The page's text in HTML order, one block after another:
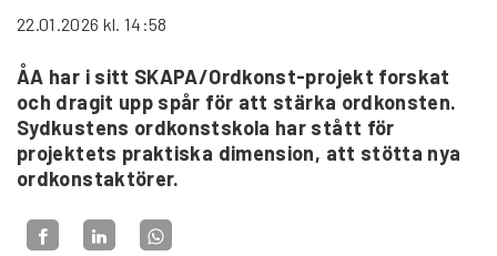
22.01.2026 kl. 14:58
ÅA har i sitt SKAPA/Ordkonst-projekt forskat
och dragit upp spår för att stärka ordkonsten.
Sydkustens ordkonstskola har stått för
projektets praktiska dimension, att stötta nya
ordkonstaktörer.